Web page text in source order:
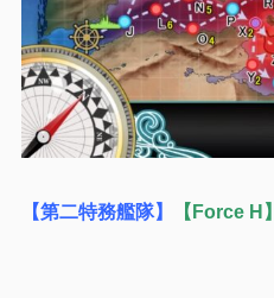
【第二特務艦隊】 【Force H】